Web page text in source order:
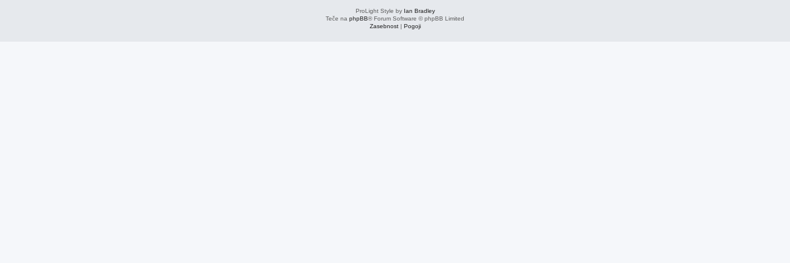
ProLight Style by Ian Bradley
Teče na phpBB® Forum Software © phpBB Limited
Zasebnost| Pogoji